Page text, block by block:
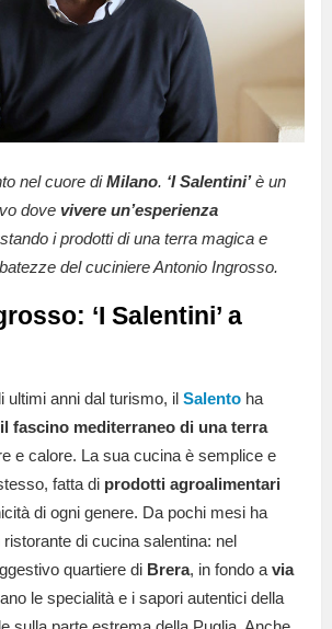
nel cuore diMilano. ‘I Salentini’è un
dove vivere un’esperienza
i prodotti di una terra magica e
del cuciniere Antonio Ingrosso.
‘I Salentini’ a
ultimi anni dal turismo, il Salento ha
il fascino mediterraneo di una terra
e calore. La sua cucina è semplice e
fatta di prodotti agroalimentari
di ogni genere. Da pochi mesi ha
di cucina salentina: nel
quartiere di Brera, in fondo a via
le specialità e i sapori autentici della